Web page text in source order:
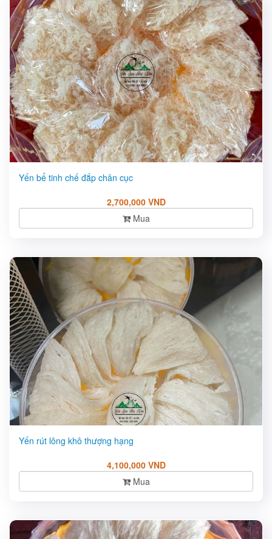
Yến bể tinh chế đắp chân cục
2,700,000 VND
Mua
Yến rút lông khô thượng hạng
4,100,000 VND
Mua